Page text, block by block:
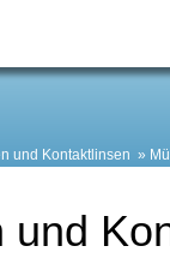
und Kontaktlinsen